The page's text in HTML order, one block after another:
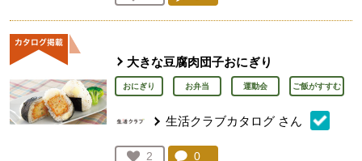
人が登録
大きな豆腐肉団子おにぎり
おにぎり お弁当 運動会 ご飯がすすむ
生活クラブカタログ さん
お気に入り登録：
2
コメント：
0